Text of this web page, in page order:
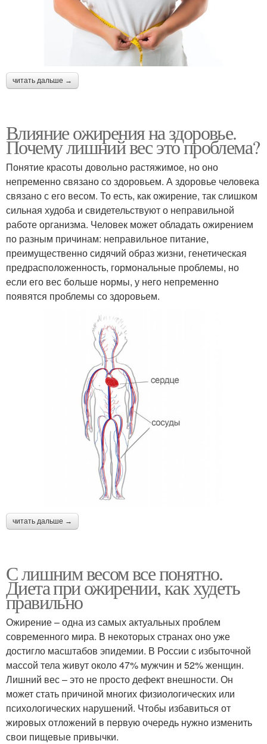
читать дальше →
Влияние ожирения на здоровье.
Почему лишний вес это проблема?
Понятие красоты довольно растяжимое, но оно
непременно связано со здоровьем. А здоровье человека
связано с его весом. То есть, как ожирение, так слишком
сильная худоба и свидетельствуют о неправильной
работе организма. Человек может обладать ожирением
по разным причинам: неправильное питание,
преимущественно сидячий образ жизни, генетическая
предрасположенность, гормональные проблемы, но
если его вес больше нормы, у него непременно
появятся проблемы со здоровьем.
читать дальше →
С лишним весом все понятно.
Диета при ожирении, как худеть
правильно
Ожирение – одна из самых актуальных проблем
современного мира. В некоторых странах оно уже
достигло масштабов эпидемии. В России с избыточной
массой тела живут около 47% мужчин и 52% женщин.
Лишний вес – это не просто дефект внешности. Он
может стать причиной многих физиологических или
психологических нарушений. Чтобы избавиться от
жировых отложений в первую очередь нужно изменить
свои пищевые привычки.